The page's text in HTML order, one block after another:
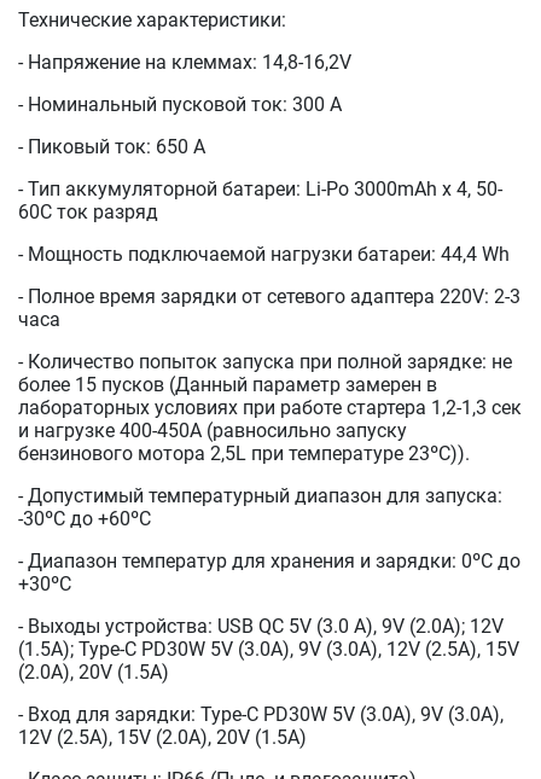
Технические характеристики:
- Напряжение на клеммах: 14,8-16,2V
- Номинальный пусковой ток: 300 A
- Пиковый ток: 650 А
- Тип аккумуляторной батареи: Li-Po 3000mAh x 4, 50-
60С ток разряд
- Мощность подключаемой нагрузки батареи: 44,4 Wh
- Полное время зарядки от сетевого адаптера 220V: 2-3
часа
- Количество попыток запуска при полной зарядке: не
более 15 пусков (Данный параметр замерен в
лабораторных условиях при работе стартера 1,2-1,3 сек
и нагрузке 400-450A (равносильно запуску
бензинового мотора 2,5L при температуре 23ºС)).
- Допустимый температурный диапазон для запуска:
-30ºС до +60ºС
- Диапазон температур для хранения и зарядки: 0ºС до
+30ºС
- Выходы устройства: USB QC 5V (3.0 А), 9V (2.0A); 12V
(1.5A); Type-C PD30W 5V (3.0А), 9V (3.0А), 12V (2.5A), 15V
(2.0A), 20V (1.5A)
- Вход для зарядки: Type-C PD30W 5V (3.0А), 9V (3.0А),
12V (2.5A), 15V (2.0A), 20V (1.5A)